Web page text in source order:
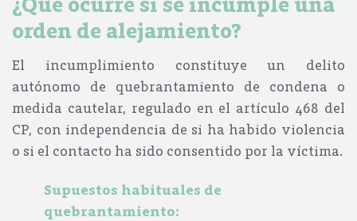
orden de alejamiento?
El incumplimiento constituye un delito
autónomo de quebrantamiento de condena o
medida cautelar, regulado en el artículo 468 del
CP, con independencia de si ha habido violencia
o si el contacto ha sido consentido por la víctima.
Supuestos habituales de
quebrantamiento: